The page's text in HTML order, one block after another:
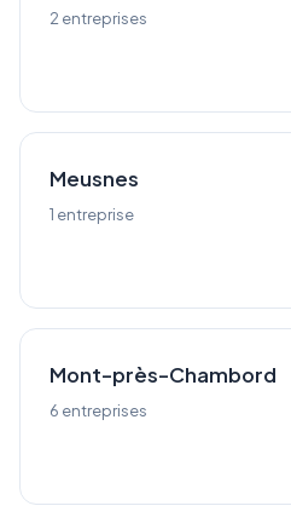
2 entreprises
Meusnes
1 entreprise
Mont-près-Chambord
6 entreprises